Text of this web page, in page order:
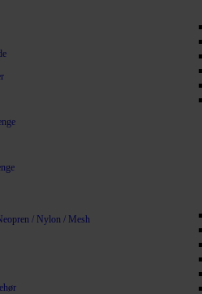
/ Nylon / Mesh